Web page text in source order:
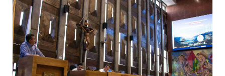
lector
pantalla
para
ayudarle